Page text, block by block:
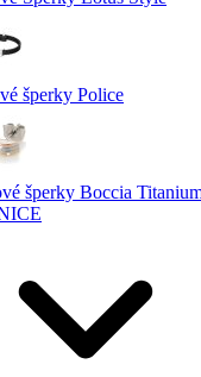
šperky Police
šperky Boccia